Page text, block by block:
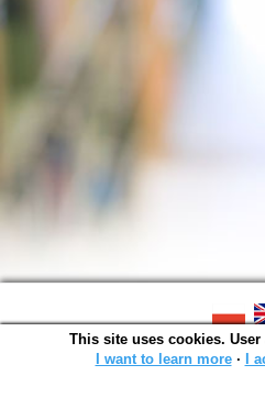
SOWA OPAC v.
Generated in
This site uses cookies.
I want to learn more∙ I